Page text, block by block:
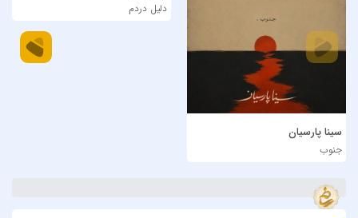
سینا پارسیان
جنوب
دلیل دردم